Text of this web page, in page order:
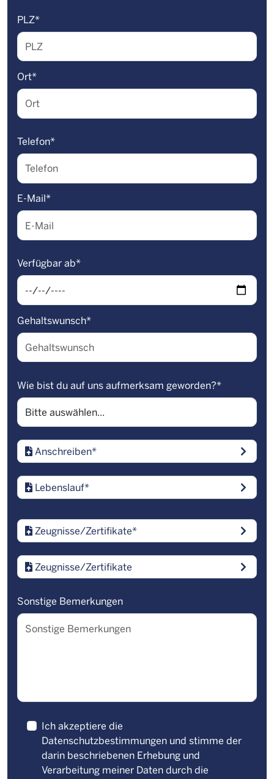
PLZ*
Ort*
Telefon*
E-Mail*
Verfügbar ab*
Gehaltswunsch*
Wie bist du auf uns aufmerksam geworden?*
Anschreiben*
Lebenslauf*
Zeugnisse/Zertifikate*
Zeugnisse/Zertifikate
Sonstige Bemerkungen
Ich akzeptiere die
Datenschutzbestimmungen und stimme der
darin beschriebenen Erhebung und
Verarbeitung meiner Daten durch die